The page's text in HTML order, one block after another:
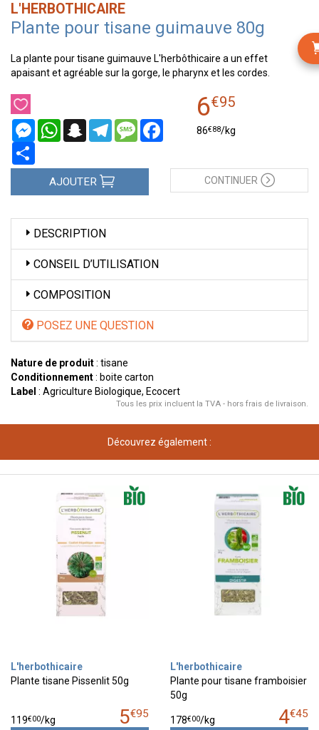
L'HERBOTHICAIRE
Plante pour tisane guimauve 80g
La plante pour tisane guimauve L'herbôthicaire a un effet
apaisant et agréable sur la gorge, le pharynx et les cordes.
MessengerWhatsAppSnapchatTelegramMessageFacebook
6€95
86€88/kg
AJOUTER CONTINUER
DESCRIPTION
CONSEIL D’UTILISATION
COMPOSITION
POSEZ UNE QUESTION
Nature de produit: tisane
Conditionnement: boite carton
Label : Agriculture Biologique, Ecocert
Tous les prix incluent la TVA - hors frais de livraison.
Découvrez également :
L'herbothicaire
Plante tisane Pissenlit 50g
5€95
119€00/kg
L'herbothicaire
Plante pour tisane framboisier
50g
4€45
178€00/kg